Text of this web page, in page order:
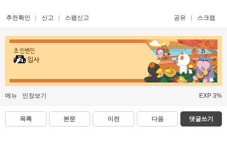
추천확인 신고 스팸신고 공유 스크랩
초 인벤인
입사
메뉴 인장보기 EXP 3%
목록 본문 이전 다음 댓글쓰기